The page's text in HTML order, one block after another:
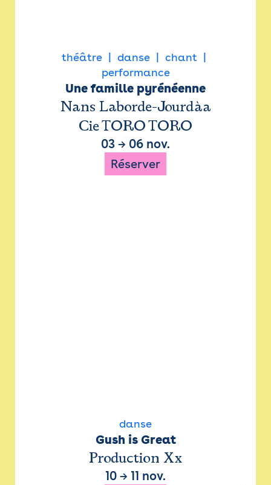
théâtre danse
chant
performance
Une famille pyrénéenne
Nans Laborde-Jourdàa
Cie TORO TORO
03 → 06 nov.
Réserver
danse
Gush is Great
Production Xx
10 → 11 nov.